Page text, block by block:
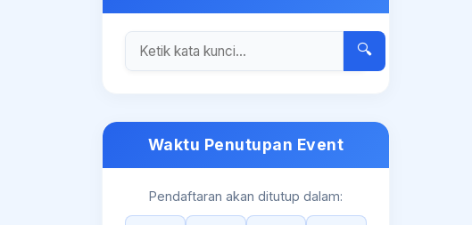
🔍
Waktu Penutupan Event
Pendaftaran akan ditutup dalam: